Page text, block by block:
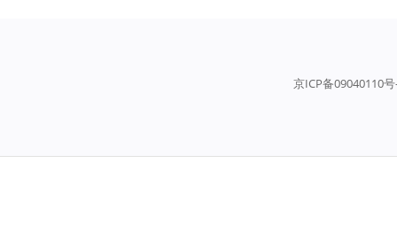
京ICP备09040110